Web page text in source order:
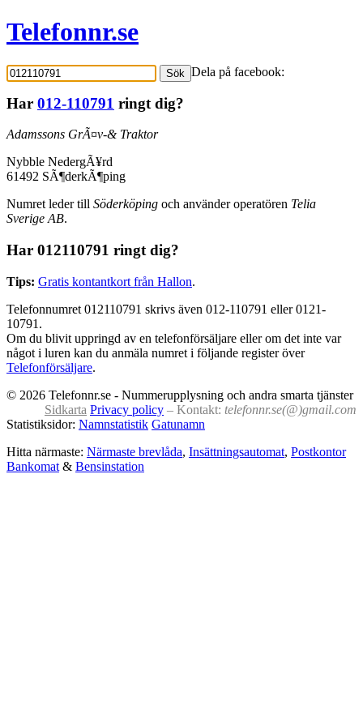
Telefonnr.se
Sök Dela på facebook:
Har 012-110791 ringt dig?
Adamssons GrÃ¤v-& Traktor
Nybble NedergÃ¥rd
61492 SÃ¶derkÃ¶ping
Numret leder till Söderköping och använder operatören Telia
Sverige AB.
Har 012110791 ringt dig?
Tips: Gratis kontantkort från Hallon.
Telefonnumret 012110791 skrivs även 012-110791 eller 0121-
10791.
Om du blivit uppringd av en telefonförsäljare eller om det inte var
något i luren kan du anmäla numret i följande register över
Telefonförsäljare.
© 2026 Telefonnr.se - Nummerupplysning och andra smarta tjänster
Sidkarta Privacy policy – Kontakt: telefonnr.se(@)gmail.com
Statistiksidor: Namnstatistik Gatunamn
Hitta närmaste: Närmaste brevlåda, Insättningsautomat, Postkontor
Bankomat & Bensinstation